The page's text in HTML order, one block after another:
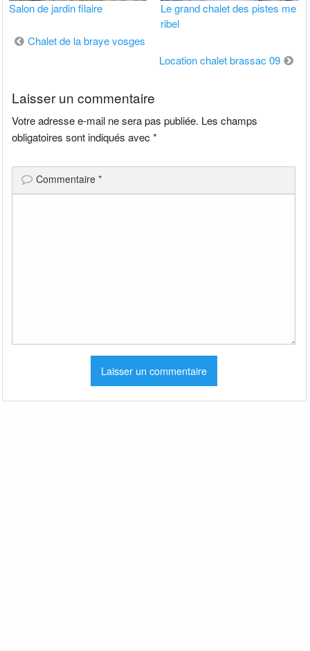
Salon de jardin filaire
Le grand chalet des pistes me
ribel
Navigation
Chalet de la braye vosges
Location chalet brassac 09
Laisser un commentaire
Votre adresse e-mail ne sera pas publiée. Les champs
obligatoires sont indiqués avec*
Commentaire*